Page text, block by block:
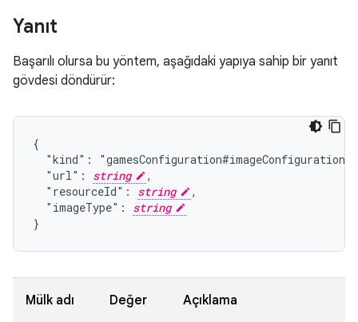
Yanıt
Başarılı olursa bu yöntem, aşağıdaki yapıya sahip bir yanıt
gövdesi döndürür:
{
  "kind": "gamesConfiguration#imageConfiguration",
  "url":
string
,
  "resourceId":
string
,
  "imageType":
string
}
Mülk adı Değer Açıklama